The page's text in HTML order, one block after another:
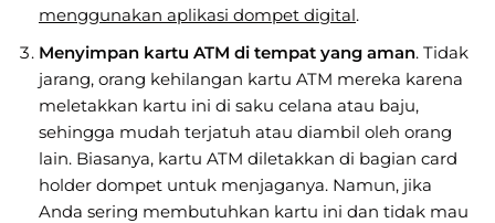
menggunakan aplikasi dompet digital.
Menyimpan kartu ATM di tempat yang aman. Tidak
jarang, orang kehilangan kartu ATM mereka karena
meletakkan kartu ini di saku celana atau baju,
sehingga mudah terjatuh atau diambil oleh orang
lain. Biasanya, kartu ATM diletakkan di bagian card
holder dompet untuk menjaganya. Namun, jika
Anda sering membutuhkan kartu ini dan tidak mau